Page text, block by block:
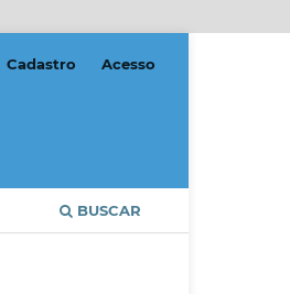
BUSCAR
Cadastro Acesso